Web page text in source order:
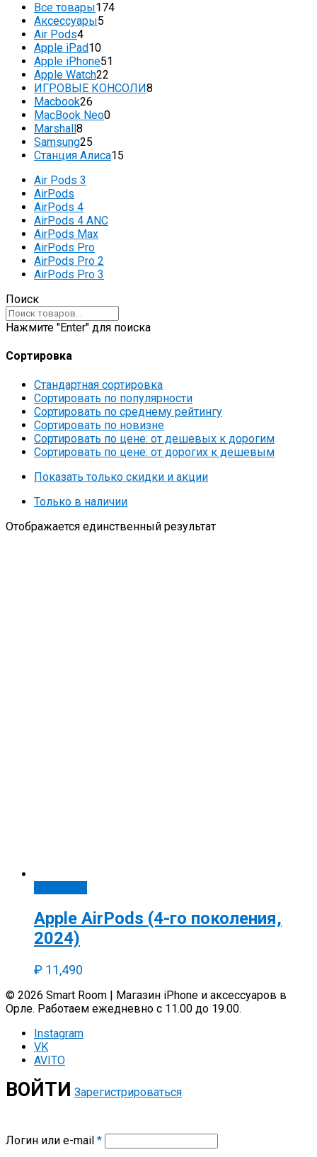
Все товары174
Аксессуары5
Air Pods4
Apple iPad10
Apple iPhone51
Apple Watch22
ИГРОВЫЕ КОНСОЛИ8
Macbook26
MacBook Neo0
Marshall8
Samsung25
Станция Алиса15
Air Pods 3
AirPods
AirPods 4
AirPods 4 ANC
AirPods Max
AirPods Pro
AirPods Pro 2
AirPods Pro 3
Поиск
Нажмите "Enter" для поиска
Сортировка
Стандартная сортировка
Сортировать по популярности
Сортировать по среднему рейтингу
Сортировать по новизне
Сортировать по цене: от дешевых к дорогим
Сортировать по цене: от дорогих к дешевым
Показать только скидки и акции
Только в наличии
Отображается единственный результат
Apple AirPods (4-го поколения,
2024)
₽ 11,490
© 2026 Smart Room | Магазин iPhone и аксессуаров в
Орле. Работаем ежедневно с 11.00 до 19.00.
Instagram
VK
AVITO
ВОЙТИ Зарегистрироваться
Логин или e-mail *